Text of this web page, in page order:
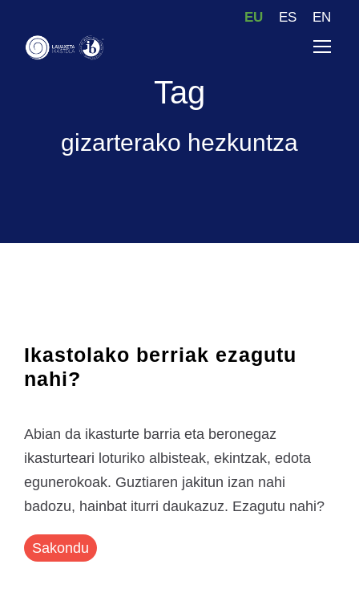
EU ES EN
Tag
gizarterako hezkuntza
Ikastolako berriak ezagutu
nahi?
Abian da ikasturte barria eta beronegaz
ikasturteari loturiko albisteak, ekintzak, edota
egunerokoak. Guztiaren jakitun izan nahi
badozu, hainbat iturri daukazuz. Ezagutu nahi?
Sakondu